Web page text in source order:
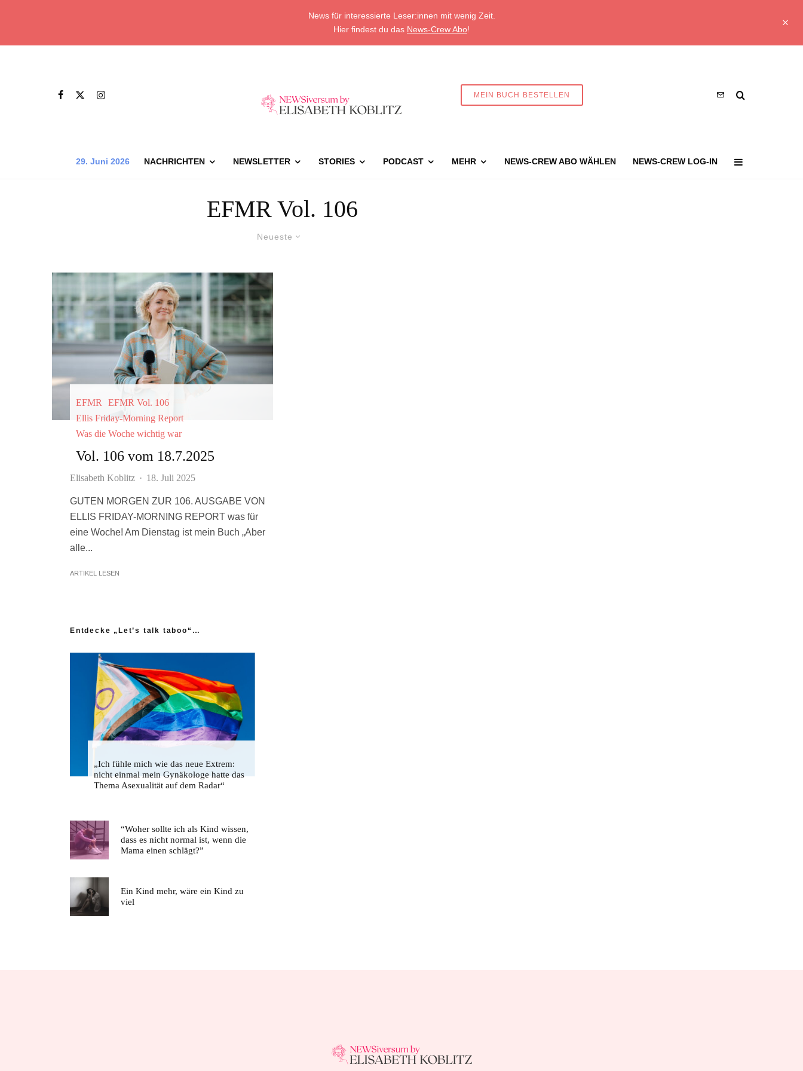
News für interessierte Leser:innen mit wenig Zeit.
Hier findest du das News-Crew Abo!
MEIN BUCH BESTELLEN
29. Juni 2026 NACHRICHTEN NEWSLETTER STORIES PODCAST MEHR NEWS-CREW ABO WÄHLEN NEWS-CREW LOG-IN
EFMR Vol. 106
Neueste
EFMR
EFMR Vol. 106
Ellis Friday-Morning Report
Was die Woche wichtig war
Vol. 106 vom 18.7.2025
Elisabeth Koblitz · 18. Juli 2025
GUTEN MORGEN ZUR 106. AUSGABE VON
ELLIS FRIDAY-MORNING REPORT was für
eine Woche! Am Dienstag ist mein Buch „Aber
alle...
ARTIKEL LESEN
Entdecke „Let’s talk taboo“…
„Ich fühle mich wie das neue Extrem:
nicht einmal mein Gynäkologe hatte das
Thema Asexualität auf dem Radar“
“Woher sollte ich als Kind wissen,
dass es nicht normal ist, wenn die
Mama einen schlägt?”
Ein Kind mehr, wäre ein Kind zu
viel